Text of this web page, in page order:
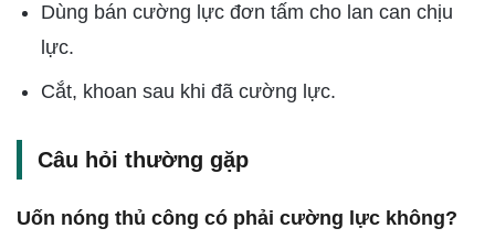
Dùng bán cường lực đơn tấm cho lan can chịu
lực.
Cắt, khoan sau khi đã cường lực.
Câu hỏi thường gặp
Uốn nóng thủ công có phải cường lực không?